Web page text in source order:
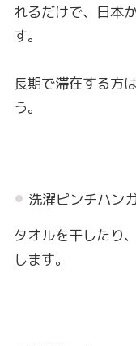
れるだけで、日本
す。
長期で滞在する方
う。
洗濯ピンチハン
タオルを干したり
します。